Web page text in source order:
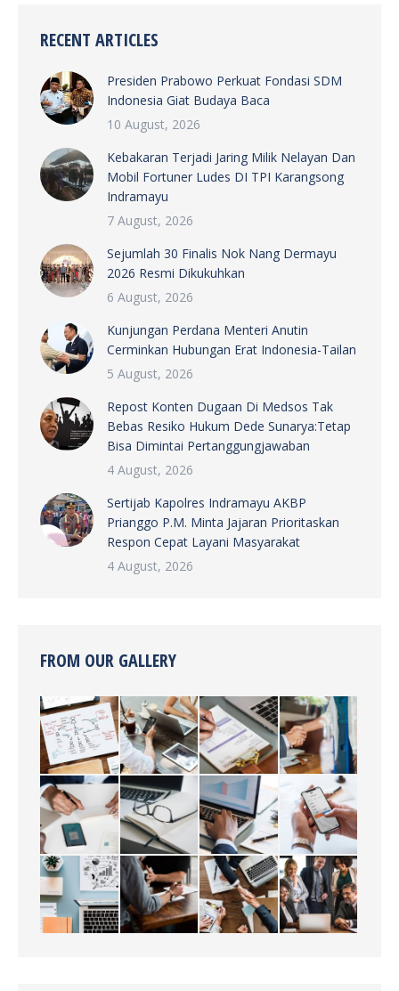
RECENT ARTICLES
Presiden Prabowo Perkuat Fondasi SDM
Indonesia Giat Budaya Baca
10 August, 2026
Kebakaran Terjadi Jaring Milik Nelayan Dan
Mobil Fortuner Ludes DI TPI Karangsong
Indramayu
7 August, 2026
Sejumlah 30 Finalis Nok Nang Dermayu
2026 Resmi Dikukuhkan
6 August, 2026
Kunjungan Perdana Menteri Anutin
Cerminkan Hubungan Erat Indonesia-Tailan
5 August, 2026
Repost Konten Dugaan Di Medsos Tak
Bebas Resiko Hukum Dede Sunarya:Tetap
Bisa Dimintai Pertanggungjawaban
4 August, 2026
Sertijab Kapolres Indramayu AKBP
Prianggo P.M. Minta Jajaran Prioritaskan
Respon Cepat Layani Masyarakat
4 August, 2026
FROM OUR GALLERY